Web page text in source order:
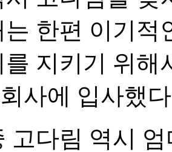
한편 이기적
지키기 위해
사에 입사했
고다림 역시